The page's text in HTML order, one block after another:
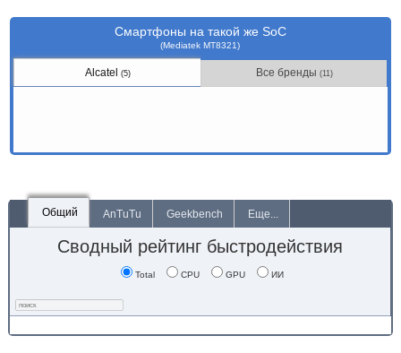
Смартфоны на такой же SoC
(Mediatek MT8321)
Alcatel (5) Все бренды (11)
Общий AnTuTu Geekbench Еще...
Сводный рейтинг быстродействия
Total CPU GPU ИИ